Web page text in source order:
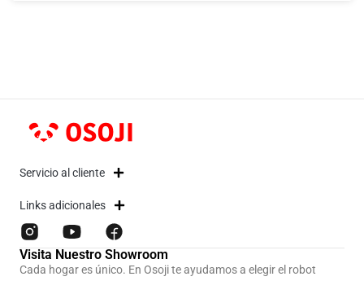
Servicio al cliente
Links adicionales
Visita Nuestro Showroom
Cada hogar es único. En Osoji te ayudamos a elegir el robot